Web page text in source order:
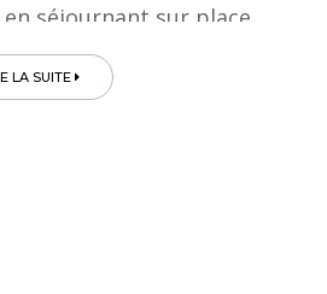
séjournant sur place...
LA SUITE